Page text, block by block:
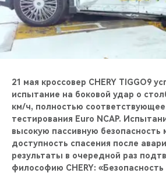
CHERY И СПОРТ
НАШИ МЕРОПРИЯТИЯ
CHERY ДЛЯ ДЕТЕЙ
21 мая кроссовер CHERY TIGGO9
испытание на боковой удар о
км/ч, полностью
тестирования Euro NCAP.
высокую пассивную безопасность
доступность спасения после
результаты в очередной раз
философию CHERY: